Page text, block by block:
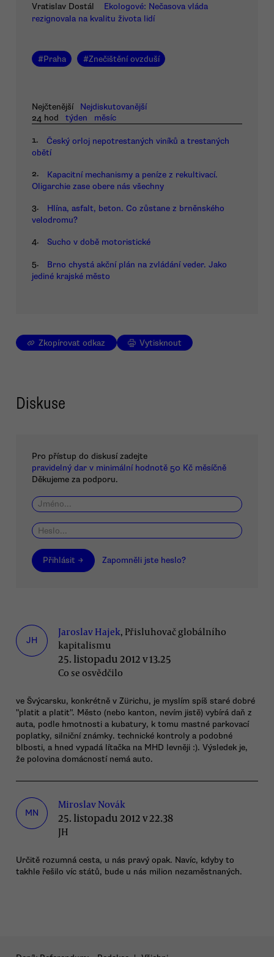
Vratislav Dostál
Ekologové: Nečasova vláda
rezignovala na kvalitu života lidí
#Praha #Znečištění ovzduší
Nejčtenější
Nejdiskutovanější
24 hod
týden měsíc
1.
Český orloj nepotrestaných viníků a trestaných
obětí
2.
Kapacitní mechanismy a peníze z rekultivací.
Oligarchie zase obere nás všechny
3.
Hlína, asfalt, beton. Co zůstane z brněnského
velodromu?
4. Sucho v době motoristické
5.
Brno chystá akční plán na zvládání veder. Jako
jediné krajské město
Zkopírovat odkaz Vytisknout
Diskuse
Pro přístup do diskusí zadejte
pravidelný dar v minimální hodnotě 50 Kč měsíčně
Děkujeme za podporu.
Přihlásit → Zapomněli jste heslo?
JH
Jaroslav Hajek, Přisluhovač globálního
kapitalismu
25. listopadu 2012 v 13.25
Co se osvědčilo
ve Švýcarsku, konkrétně v Zürichu, je myslím spíš staré dobré
"platit a platit". Město (nebo kanton, nevím jistě) vybírá daň z
auta, podle hmotnosti a kubatury, k tomu mastné parkovací
poplatky, silniční známky. technické kontroly a podobné
blbosti, a hned vypadá lítačka na MHD levněji :). Výsledek je,
že polovina domácností nemá auto.
MN
Miroslav Novák
25. listopadu 2012 v 22.38
JH
Určitě rozumná cesta, u nás pravý opak. Navíc, kdyby to
takhle řešilo víc států, bude u nás milion nezaměstnaných.